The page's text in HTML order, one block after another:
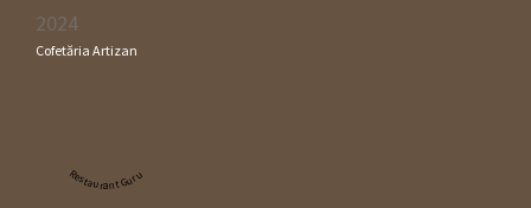
2024
Cofetăria Artizan
Restaurant Guru